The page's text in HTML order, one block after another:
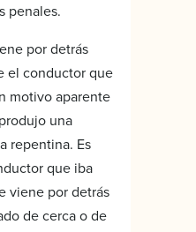
penales.
por detrás
el conductor que
motivo aparente
una
repentina. Es
que iba
viene por detrás
de cerca o de